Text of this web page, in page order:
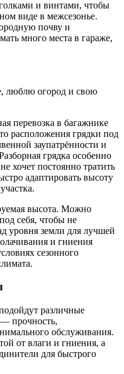
и винтами, чтобы
виде в межсезонье.
почву и
много места в гараже,
люблю огород и свою
перевозка в багажнике
расположения грядки под
заупатрённости и
грядка особенно
хочет постоянно тратить
адаптировать высоту
высота. Можно
себя, чтобы не
уровня земли для лучшей
и гниения
сезонного
различные
— прочность,
обслуживания.
от влаги и гниения, а
для быстрого